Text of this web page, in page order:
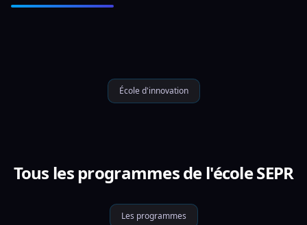
École d'innovation
Tous les programmes de l'école SEPR
Les programmes